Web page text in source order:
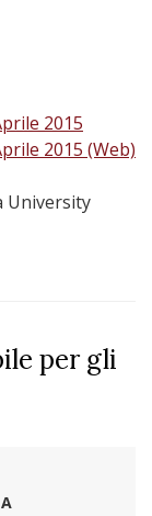
2015
2015 (Web)
University
per gli